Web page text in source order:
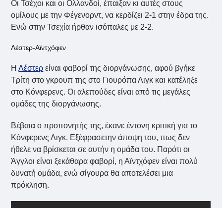
Οι Τσέχοι και οι Ολλανδοί, έπαιξαν κι αυτές στους
ομίλους με την Φέγενορντ, να κερδίζει 2-1 στην έδρα της.
Ενώ στην Τσεχία ήρθαν ισόπαλες με 2-2.
Λέστερ-Αϊντχόφεν
ΗΛέστερ είναι φαβορί της διοργάνωσης, αφού βγήκε
Τρίτη στο γκρουπ της στο Γιουρόπα Λιγκ και κατέληξε
στο Κόνφερενς. Οι αλεπούδες είναι από τις μεγάλες
ομάδες της διοργάνωσης.
Βέβαια ο προπονητής της, έκανε έντονη κριτική για το
Κόνφερενς Λιγκ. Εξέφρασετην άποψη του, πως δεν
ήθελε να βρίσκεται σε αυτήν η ομάδα του. Παρότι οι
Άγγλοι είναι ξεκάθαρα φαβορί, η Αϊντχόφεν είναι πολύ
δυνατή ομάδα, ενώ σίγουρα θα αποτελέσει μια
πρόκληση.